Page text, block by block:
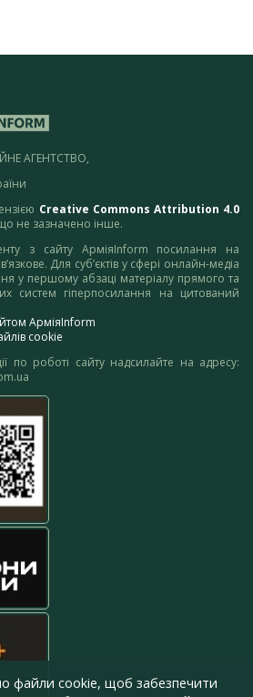
АГЕНТСТВО,
Creative Commons Attribution 4.0
не зазначено інше.
з сайту АрміяInform посилання на
Для суб’єктів у сфері онлайн-медіа
у першому абзаці матеріалу прямого та
систем гіперпосилання на цитований
АрміяInform
cookie
по роботі сайту надсилайте на адресу:
файли cookie, щоб забезпечити